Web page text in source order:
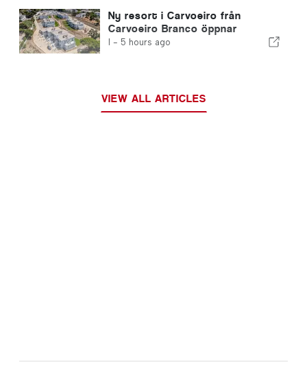
Ny resort i Carvoeiro från
Carvoeiro Branco öppnar
I - 5 hours ago
VIEW ALL ARTICLES